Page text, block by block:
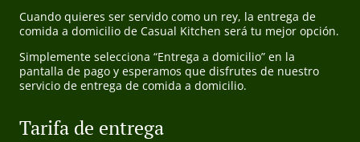
Cuando quieres ser servido como un rey, la entrega de
comida a domicilio de Casual Kitchen será tu mejor opción.
Simplemente selecciona “Entrega a domicilio” en la
pantalla de pago y esperamos que disfrutes de nuestro
servicio de entrega de comida a domicilio.
Tarifa de entrega